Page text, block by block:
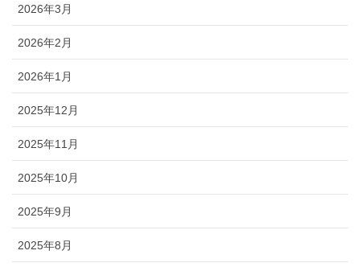
2026年3月
2026年2月
2026年1月
2025年12月
2025年11月
2025年10月
2025年9月
2025年8月